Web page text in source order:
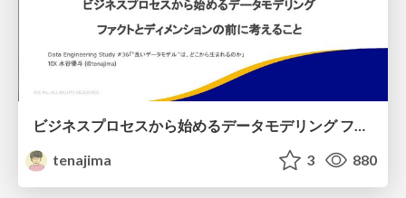
ビジネスプロセスから始めるデータモデリング ファクトとディメンションの前に考えること
tenajima
3 880